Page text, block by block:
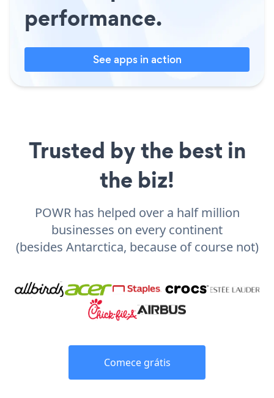
performance.
See apps in action
Trusted by the best in
the biz!
POWR has helped over a half million
businesses on every continent
(besides Antarctica, because of course not)
Comece grátis